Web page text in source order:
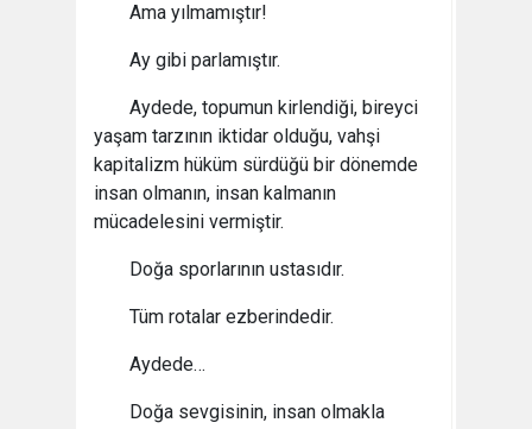
Ama yılmamıştır!
Ay gibi parlamıştır.
Aydede, topumun kirlendiği, bireyci
yaşam tarzının iktidar olduğu, vahşi
kapitalizm hüküm sürdüğü bir dönemde
insan olmanın, insan kalmanın
mücadelesini vermiştir.
Doğa sporlarının ustasıdır.
Tüm rotalar ezberindedir.
Aydede…
Doğa sevgisinin, insan olmakla